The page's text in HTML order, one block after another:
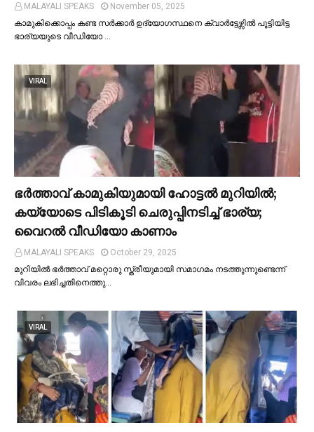
MALAYALI SPEAKS
November 05, 2025
കാമുകിക്കൊപ്പം കണ്ട സർക്കാർ ഉദ്യോഗസ്ഥനെ ക്വാർട്ടേഴ്സില്‍ പൂട്ടിയിട്ട
ഭാര്യയുടെ വീഡിയോ …
VIRAL
ഭര്‍ത്താവ് കാമുകിയുമായി ഹോട്ടല്‍ മുറിയില്‍;
കയ്യോടെ പിടികൂടി ചെരുപ്പിനടിച്ച്‌ ഭാര്യ;
വൈറൽ വീഡിയോ കാണാം
MALAYALI SPEAKS
October 29, 2025
മുറിയില്‍ ഭർത്താവ് മറ്റൊരു സ്ത്രീയുമായി സമാഗമം നടത്തുന്നുണ്ടെന്ന്
വിവരം ലഭിച്ചതിനെത്തു…
VIRAL